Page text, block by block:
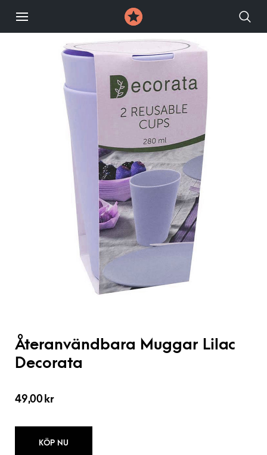
Återanvändbara Muggar Lilac
Decorata
49,00 kr
KÖP NU